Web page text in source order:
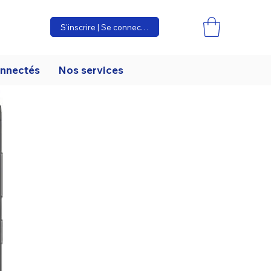
S'inscrire | Se connecter
Nos services